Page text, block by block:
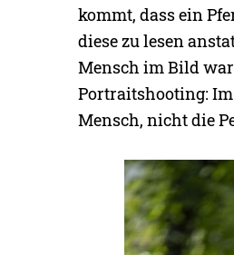
kommt, dass ein
diese zu lesen
Mensch im Bild
Portraitshooting:
Mensch, nicht die